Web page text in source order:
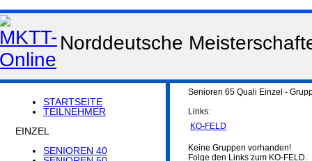
Norddeutsche
STARTSEITE
TEILNEHMER
EINZEL
SENIOREN 40
Senioren 65 Quali Einzel -
Links:
KO-FELD
Keine Gruppen vorhanden!
Folge den Links zum KO-FELD.